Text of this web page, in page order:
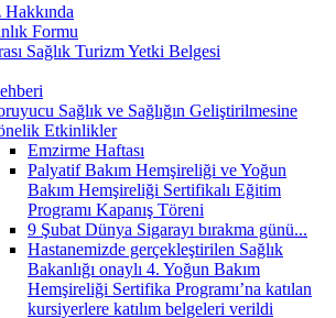
Formu
Sağlık Turizm Yetki Belgesi
Sağlık ve Sağlığın Geliştirilmesine
Etkinlikler
Emzirme Haftası
Palyatif Bakım Hemşireliği ve Yoğun
Bakım Hemşireliği Sertifikalı Eğitim
Programı Kapanış Töreni
9 Şubat Dünya Sigarayı bırakma günü...
Hastanemizde gerçekleştirilen Sağlık
Bakanlığı onaylı 4. Yoğun Bakım
Hemşireliği Sertifika Programı’na katılan
kursiyerlere katılım belgeleri verildi